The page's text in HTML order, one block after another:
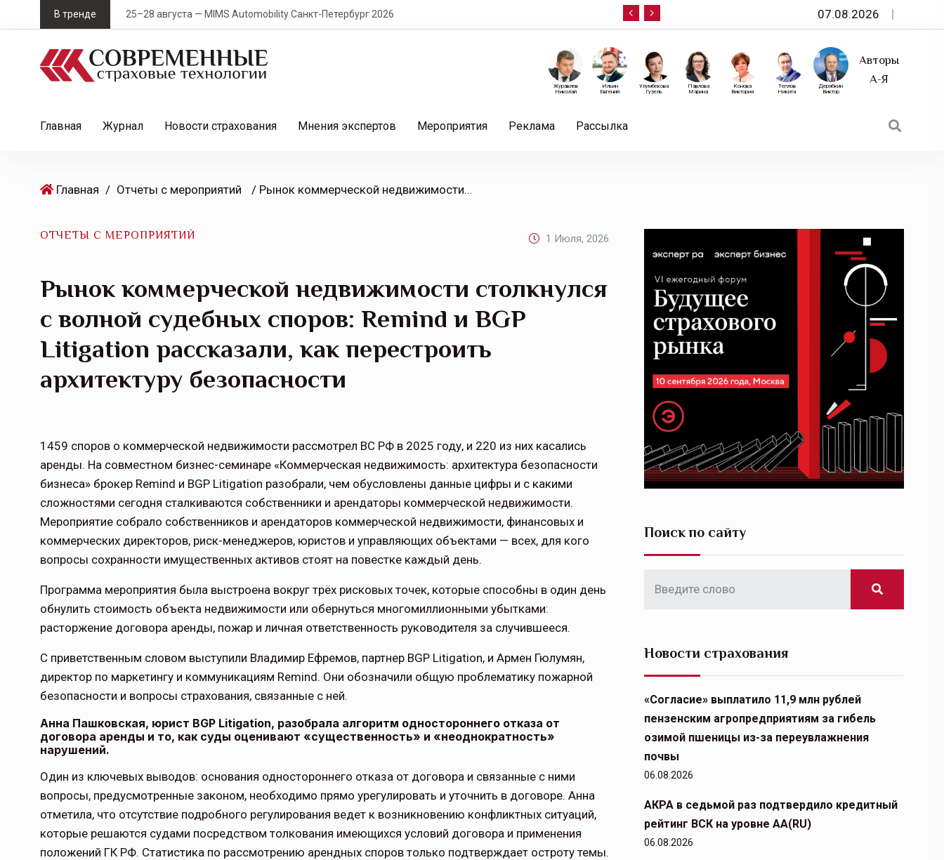
k
В тренде 25–28 августа — MIMS Automobility Санкт-Петербург 2026 10 сентября — «Эксперт РА» приглашает на
07.08.2026
Авторы
А-Я
Дерябкин
Виктор
Теплов
Никита
Конова
Виктория
Павлова
Марина
Улумбекова
Гузель
Ильин
Евгений
Журавлев
Николай
Главная Журнал Новости страхования Мнения экспертов Мероприятия Реклама Рассылка
Главная / Отчеты с мероприятий / Рынок коммерческой недвижимости столкнулся с волной судебных споров: Remind и BGP Litigation рассказали, как перестроить архитектуру безопасности
ОТЧЕТЫ С МЕРОПРИЯТИЙ 1 Июля, 2026
Рынок коммерческой недвижимости столкнулся
с волной судебных споров: Remind и BGP
Litigation рассказали, как перестроить
архитектуру безопасности
1459 споров о коммерческой недвижимости рассмотрел ВС РФ в 2025 году, и 220 из них касались
аренды. На совместном бизнес-семинаре «Коммерческая недвижимость: архитектура безопасности
бизнеса» брокер Remind и BGP Litigation разобрали, чем обусловлены данные цифры и с какими
сложностями сегодня сталкиваются собственники и арендаторы коммерческой недвижимости.
Мероприятие собрало собственников и арендаторов коммерческой недвижимости, финансовых и
коммерческих директоров, риск-менеджеров, юристов и управляющих объектами — всех, для кого
вопросы сохранности имущественных активов стоят на повестке каждый день.
Программа мероприятия была выстроена вокруг трёх рисковых точек, которые способны в один день
обнулить стоимость объекта недвижимости или обернуться многомиллионными убытками:
расторжение договора аренды, пожар и личная ответственность руководителя за случившееся.
С приветственным словом выступили Владимир Ефремов, партнер BGP Litigation, и Армен Гюлумян,
директор по маркетингу и коммуникациям Remind. Они обозначили общую проблематику пожарной
безопасности и вопросы страхования, связанные с ней.
Анна Пашковская, юрист BGP Litigation, разобрала алгоритм одностороннего отказа от
договора аренды и то, как суды оценивают «существенность» и «неоднократность»
нарушений.
Один из ключевых выводов: основания одностороннего отказа от договора и связанные с ними
вопросы, предусмотренные законом, необходимо прямо урегулировать и уточнить в договоре. Анна
отметила, что отсутствие подробного регулирования ведет к возникновению конфликтных ситуаций,
которые решаются судами посредством толкования имеющихся условий договора и применения
положений ГК РФ. Статистика по рассмотрению арендных споров только подтверждает остроту темы.
Поиск по сайту
Новости страхования
«Согласие» выплатило 11,9 млн рублей
пензенским агропредприятиям за гибель
озимой пшеницы из-за переувлажнения
почвы
06.08.2026
АКРА в седьмой раз подтвердило кредитный
рейтинг ВСК на уровне АА(RU)
06.08.2026